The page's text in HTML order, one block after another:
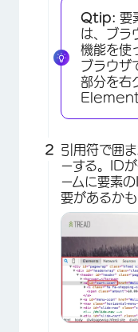
Qtip: 要
は、ブ
機能を使
ブラウザ
部分を
Element
引用符で囲
ーする。ID
ームに要素
要があるかも